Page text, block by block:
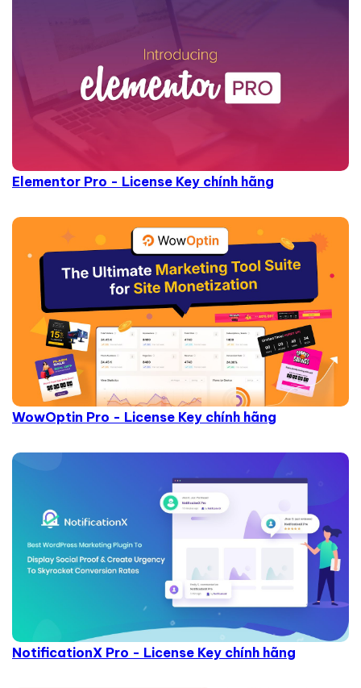
Elementor Pro - License Key chính hãng
WowOptin Pro - License Key chính hãng
NotificationX Pro - License Key chính hãng